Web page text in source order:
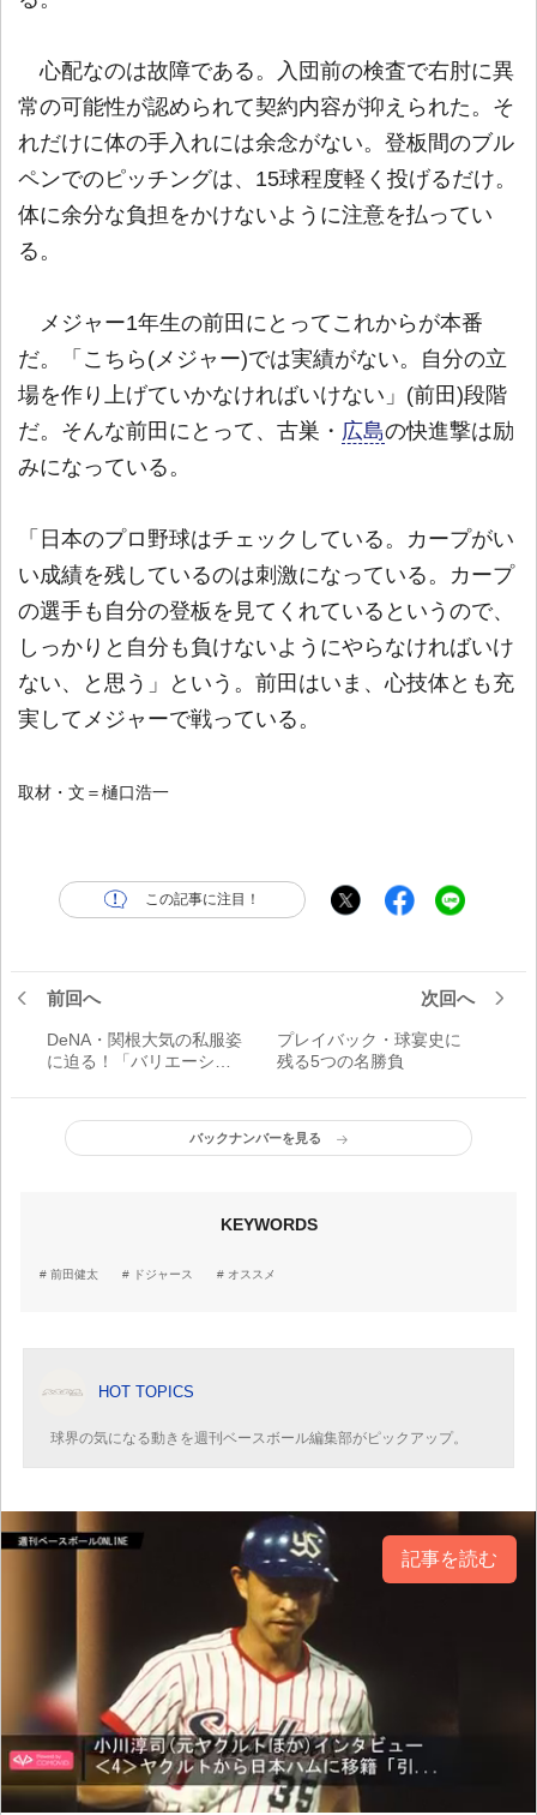
心配なのは故障である。入団前の検査で右肘に異
常の可能性が認められて契約内容が抑えられた。そ
れだけに体の手入れには余念がない。登板間のブル
ペンでのピッチングは、15球程度軽く投げるだけ。
体に余分な負担をかけないように注意を払ってい
る。
メジャー1年生の前田にとってこれからが本番
だ。「こちら(メジャー)では実績がない。自分の立
場を作り上げていかなければいけない」(前田)段階
だ。そんな前田にとって、古巣・ 広島の快進撃は励
みになっている。
「日本のプロ野球はチェックしている。カープがい
い成績を残しているのは刺激になっている。カープ
の選手も自分の登板を見てくれているというので、
しっかりと自分も負けないようにやらなければいけ
ない、と思う」という。前田はいま、心技体とも充
実してメジャーで戦っている。
取材・文＝樋口浩一
この記事に注目！
前回へ
DeNA・関根大気の私服姿
に迫る！「バリエーショ
す(苦笑)」
次回へ
プレイバック・球宴史に
残る5つの名勝負
バックナンバーを見る
KEYWORDS
前田健太 ドジャース オススメ
HOT TOPICS
球界の気になる動きを週刊ベースボール編集部がピックアップ。
記事を読む